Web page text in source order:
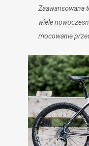
Zaawansowana
wiele
mocowanie